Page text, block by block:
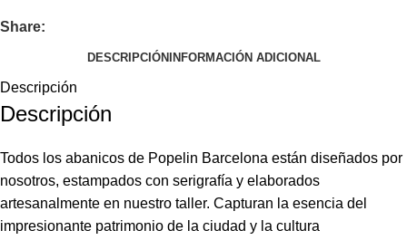
Share:
DESCRIPCIÓNINFORMACIÓN ADICIONAL
Descripción
Descripción
Todos los abanicos de Popelin Barcelona están diseñados por
nosotros, estampados con serigrafía y elaborados
artesanalmente en nuestro taller. Capturan la esencia del
impresionante patrimonio de la ciudad y la cultura